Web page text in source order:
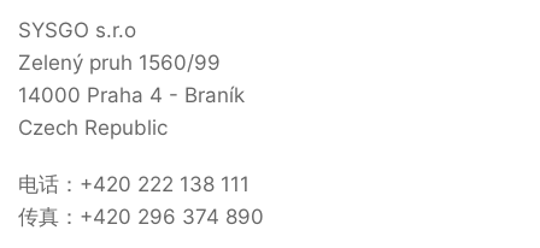
SYSGO s.r.o
Zelený pruh 1560/99
14000 Praha 4 - Braník
Czech Republic
电话：+420 222 138 111
传真：+420 296 374 890